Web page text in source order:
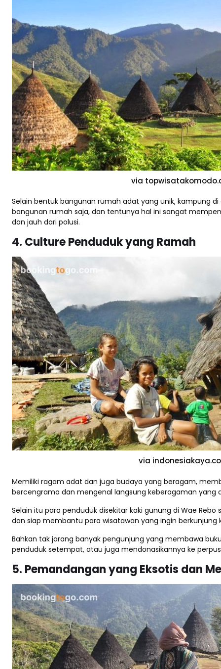
via
Selain bentuk bangunan rumah adat yang unik, kampung
bangunan rumah saja, dan tentunya hal ini sangat
dan jauh dari polusi.
4. Culture Penduduk yang Ramah
via
Memiliki ragam adat dan juga budaya yang beragam,
bercengrama dan mengenal langsung keberagaman yang
Selain itu para penduduk disekitar kaki gunung di Wae
dan siap membantu para wisatawan yang ingin berkunjung
Bahkan tak jarang banyak pengunjung yang membawa
penduduk setempat, atau juga mendonasikannya ke
5. Pemandangan yang Eksotis dan